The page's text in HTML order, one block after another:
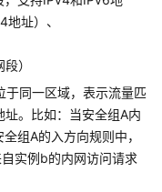
址）、
）
于同一区域，表示流量匹
。比如：当安全组A内
组A的入方向规则中，
实例b的内网访问请求